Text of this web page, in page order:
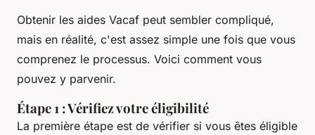
Obtenir les aides Vacaf peut sembler compliqué,
mais en réalité, c'est assez simple une fois que vous
comprenez le processus. Voici comment vous
pouvez y parvenir.
Étape 1 : Vérifiez votre éligibilité
La première étape est de vérifier si vous êtes éligible